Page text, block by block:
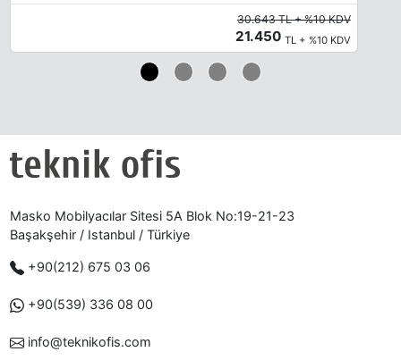
30.643 TL + %10 KDV
21.450 TL + %10 KDV
Masko Mobilyacılar Sitesi 5A Blok No:19-21-23
Başakşehir / Istanbul / Türkiye
+90(212) 675 03 06
+90(539) 336 08 00
info@teknikofis.com